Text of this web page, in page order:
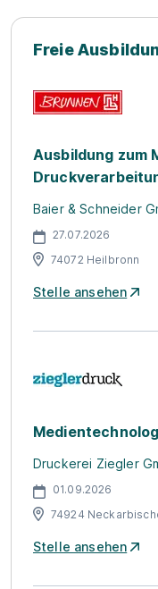
Freie
Ausbildung zum
Baier & Schneider
27.07.2026
74072 Heilbronn
Stelle ansehen
Druckerei Ziegler
01.09.2026
74924
Stelle ansehen